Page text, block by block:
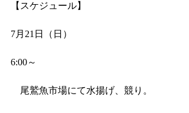
【スケジュール】
7月21日（日）
6:00～
尾鷲魚市場にて水揚げ、競り。